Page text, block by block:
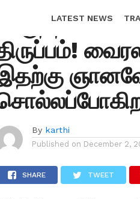
LATEST NEWS
“பருத்திவீரன்
By karthi
Published on December 2,
SHARE TWEET